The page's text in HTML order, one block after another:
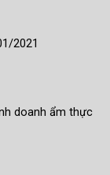
2021
doanh ẩm thực